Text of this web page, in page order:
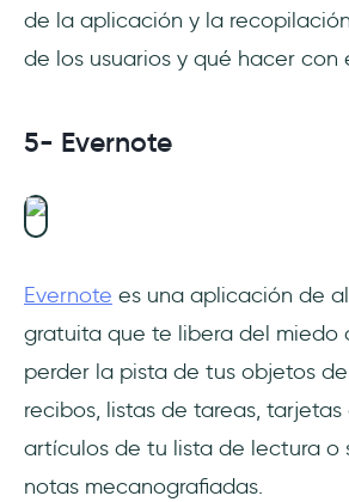
de la aplicación y la
de los usuarios y qué hacer con
5- Evernote
Evernote es una aplicación de
gratuita que te libera del miedo
perder la pista de tus objetos
recibos, listas de tareas,
artículos de tu lista de lectura o
notas mecanografiadas.